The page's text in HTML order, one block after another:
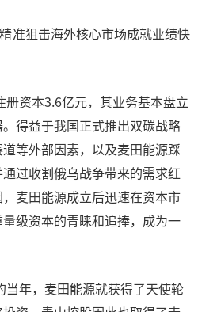
准狙击海外核心市场成就业绩快
资本3.6亿元，其业务基本盘立
得益于我国正式推出双碳战略
等外部因素，以及麦田能源踩
过收割俄乌战争带来的需求红
麦田能源成立后迅速在资本市
级资本的青睐和追捧，成为一
年，麦田能源就获得了天使轮